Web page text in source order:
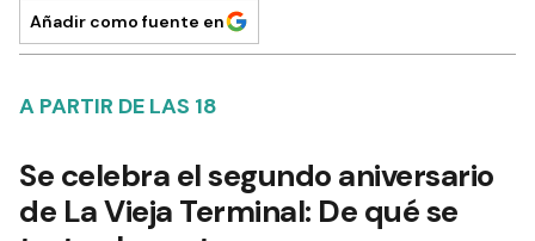
Añadir como fuente en
A PARTIR DE LAS 18
Se celebra el segundo aniversario
de La Vieja Terminal: De qué se